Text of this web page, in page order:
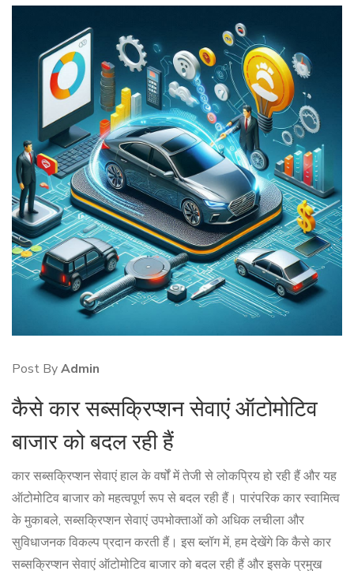
Post ByAdmin
कैसे कार सब्सक्रिप्शन सेवाएं ऑटोमोटिव
बाजार को बदल रही हैं
कार सब्सक्रिप्शन सेवाएं हाल के वर्षों में तेजी से लोकप्रिय हो रही हैं और यह
ऑटोमोटिव बाजार को महत्वपूर्ण रूप से बदल रही हैं। पारंपरिक कार स्वामित्व
के मुकाबले, सब्सक्रिप्शन सेवाएं उपभोक्ताओं को अधिक लचीला और
सुविधाजनक विकल्प प्रदान करती हैं। इस ब्लॉग में, हम देखेंगे कि कैसे कार
सब्सक्रिप्शन सेवाएं ऑटोमोटिव बाजार को बदल रही हैं और इसके प्रमुख